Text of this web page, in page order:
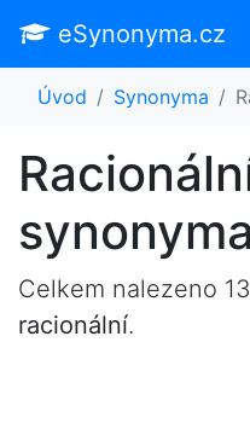
eSynonyma.cz
Úvod Synonyma
synonyma
Celkem nalezeno
racionální.